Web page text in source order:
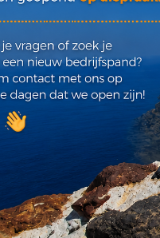
bedrijfsruimte.
zorgvuldigheid is
informatie die in deze
bedrijfsruimte